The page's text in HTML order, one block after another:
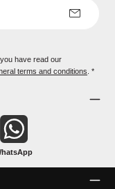
terms and conditions .*